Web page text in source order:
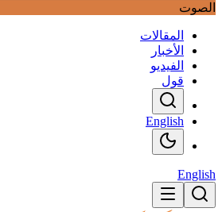
الصوت
المقالات
الأخبار
الفيديو
قول
English
English